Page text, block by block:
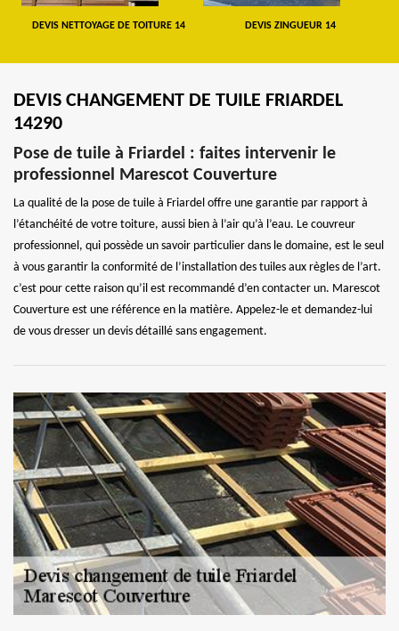
DEVIS NETTOYAGE DE TOITURE 14 DEVIS ZINGUEUR 14
DEVIS CHANGEMENT DE TUILE FRIARDEL
14290
Pose de tuile à Friardel : faites intervenir le
professionnel Marescot Couverture
La qualité de la pose de tuile à Friardel offre une garantie par rapport à
l’étanchéité de votre toiture, aussi bien à l’air qu’à l’eau. Le couvreur
professionnel, qui possède un savoir particulier dans le domaine, est le seul
à vous garantir la conformité de l’installation des tuiles aux règles de l’art.
c’est pour cette raison qu’il est recommandé d’en contacter un. Marescot
Couverture est une référence en la matière. Appelez-le et demandez-lui
de vous dresser un devis détaillé sans engagement.